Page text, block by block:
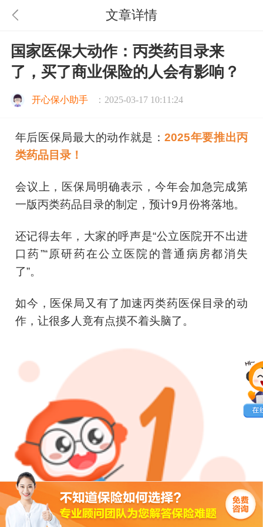
文章详情
国家医保大动作：丙类药目录来
了，买了商业保险的人会有影响？
开心保小助手 ：2025-03-17 10:11:24
年后医保局最大的动作就是：2025年要推出丙
类药品目录！
会议上，医保局明确表示，今年会加急完成第
一版丙类药品目录的制定，预计9月份将落地。
还记得去年，大家的呼声是“公立医院开不出进
口药”“原研药在公立医院的普通病房都消失
了”。
如今，医保局又有了加速丙类药医保目录的动
作，让很多人竟有点摸不着头脑了。